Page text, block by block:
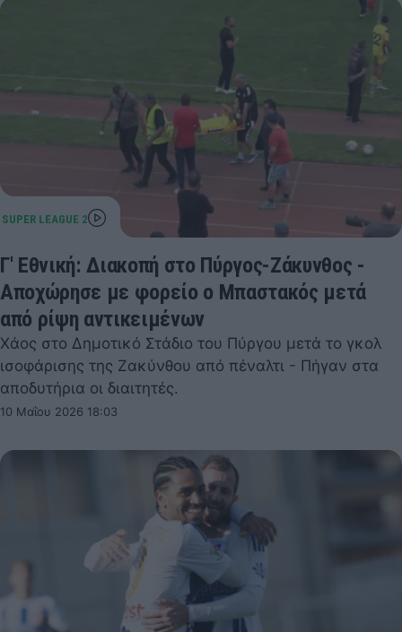
Γ' Εθνική: Διακοπή στο Πύργος-Ζάκυνθος -
Αποχώρησε με φορείο ο Μπαστακός μετά
από ρίψη αντικειμένων
Χάος στο Δημοτικό Στάδιο του Πύργου μετά το γκολ
ισοφάρισης της Ζακύνθου από πέναλτι - Πήγαν στα
αποδυτήρια οι διαιτητές.
10 Μαΐου 2026 18:03